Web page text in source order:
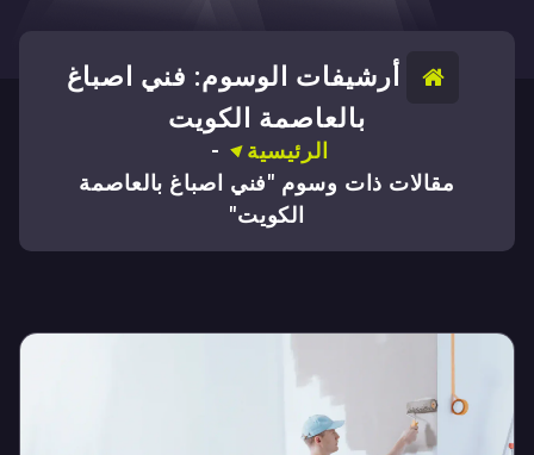
أرشيفات الوسوم: فني اصباغ
بالعاصمة الكويت
الرئيسية
-
مقالات ذات وسوم "فني اصباغ بالعاصمة
الكويت"